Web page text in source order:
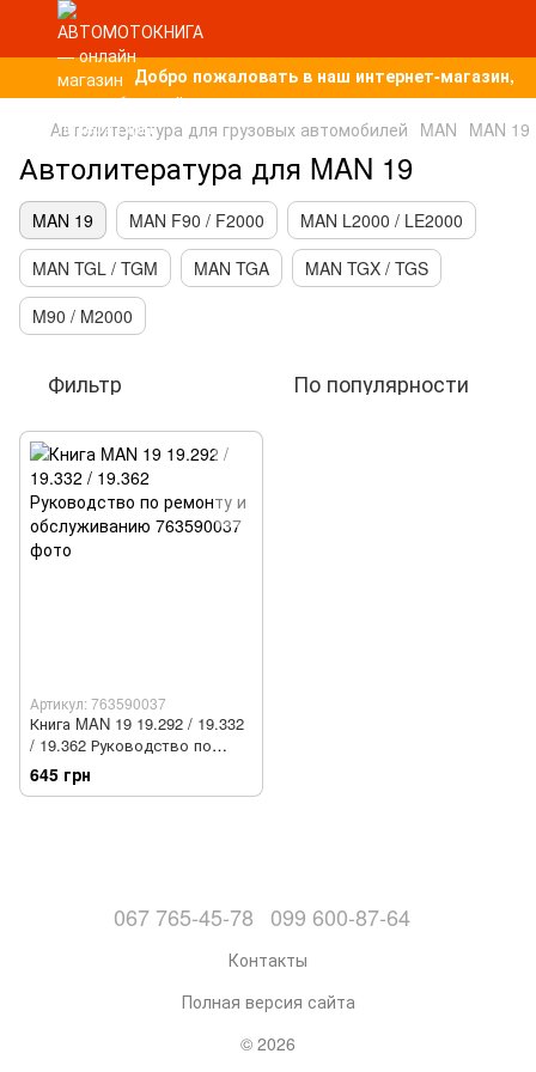
Добро пожаловать в наш интернет-магазин,
Автолитература для грузовых автомобилей MAN MAN 19
Автолитература для MAN 19
MAN 19 MAN F90 / F2000
MAN L2000 / LE2000
MAN TGL / TGM
MAN TGA
MAN TGX / TGS
M90 / M2000
Фильтр По популярности
Артикул: 763590037
Книга MAN 19 19.292 / 19.332
/ 19.362 Руководство по
ремонту и обслуживанию
645 грн
067 765-45-78 099 600-87-64
Контакты
Полная версия сайта
© 2026